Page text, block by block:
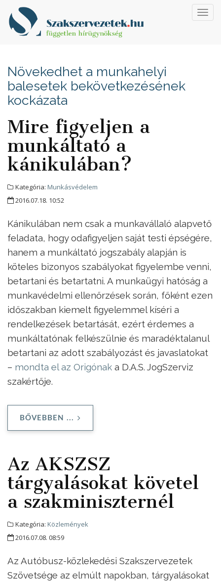
Növekedhet a munkahelyi
balesetek bekövetkezésének
kockázata
Mire figyeljen a
munkáltató a
kánikulában?
Kategória: Munkásvédelem
2016.07.18. 10:52
Kánikulában nem csak a munkavállaló alapvető
feladata, hogy odafigyeljen saját testi épségére,
hanem a munkáltató jogszabály alapján is
köteles bizonyos szabályokat figyelembe venni,
betartani és betartatni. A munkaügyi hatóság a
munkavédelmi ellenőrzések során, főként ezen
időszakban kiemelt figyelemmel kíséri a
rendelkezések betartását, ezért érdemes a
munkáltatónak felkészülnie és maradéktalanul
betartani az adott szabályozást és javaslatokat
– mondta el az Origónak a D.A.S. JogSzerviz
szakértője.
BŐVEBBEN ...
Az AKSZSZ
tárgyalásokat követel
a szakminiszternél
Kategória: Közlemények
2016.07.08. 08:59
Az Autóbusz-közlekedési Szakszervezetek
Szövetsége az elmúlt napokban, tárgyalásokat